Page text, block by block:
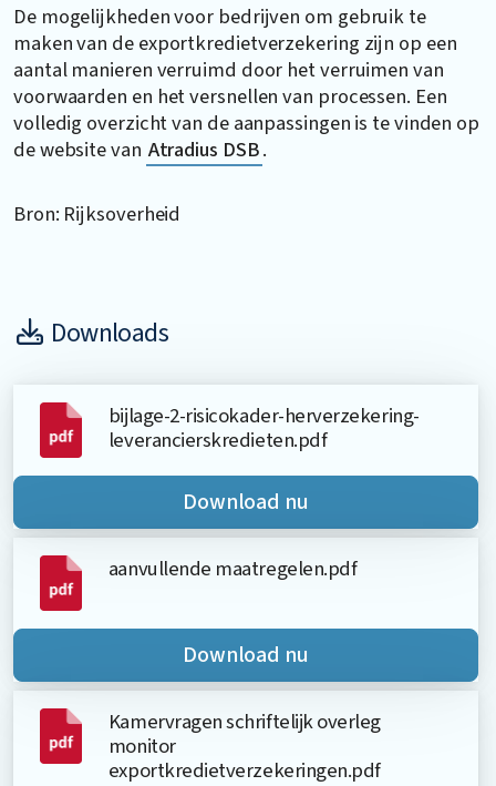
De mogelijkheden voor bedrijven om gebruik te
maken van de exportkredietverzekering zijn op een
aantal manieren verruimd door het verruimen van
voorwaarden en het versnellen van processen. Een
volledig overzicht van de aanpassingen is te vinden op
de website van Atradius DSB.
Bron: Rijksoverheid
Downloads
bijlage-2-risicokader-herverzekering-
leverancierskredieten.pdf
Download nu
aanvullende maatregelen.pdf
Download nu
Kamervragen schriftelijk overleg
monitor
exportkredietverzekeringen.pdf